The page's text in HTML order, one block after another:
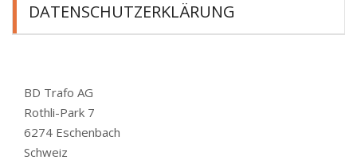
DATENSCHUTZERKLÄRUNG
BD Trafo AG
Rothli-Park 7
6274 Eschenbach
Schweiz